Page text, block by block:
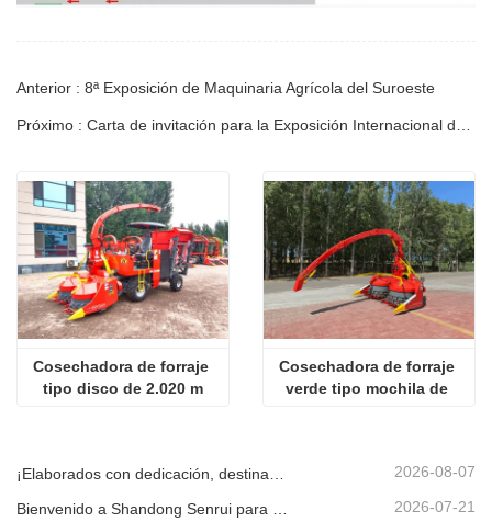
Anterior : 8ª Exposición de Maquinaria Agrícola del Suroeste
Cosechadora de forraje
tipo disco de 2.020 m
Cosechadora de forraje
verde tipo mochila de
2026-08-07
2026-07-21